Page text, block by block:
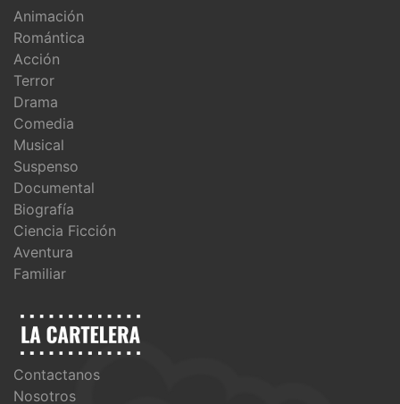
Animación
Romántica
Acción
Terror
Drama
Comedia
Musical
Suspenso
Documental
Biografía
Ciencia Ficción
Aventura
Familiar
Contactanos
Nosotros